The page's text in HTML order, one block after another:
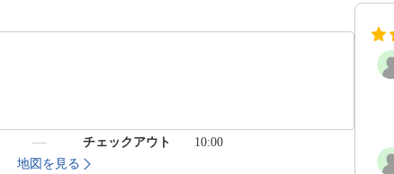
チェックアウト
10:00
地図を見る